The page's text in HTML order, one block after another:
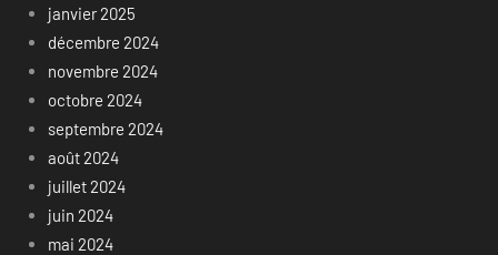
janvier 2025
décembre 2024
novembre 2024
octobre 2024
septembre 2024
août 2024
juillet 2024
juin 2024
mai 2024